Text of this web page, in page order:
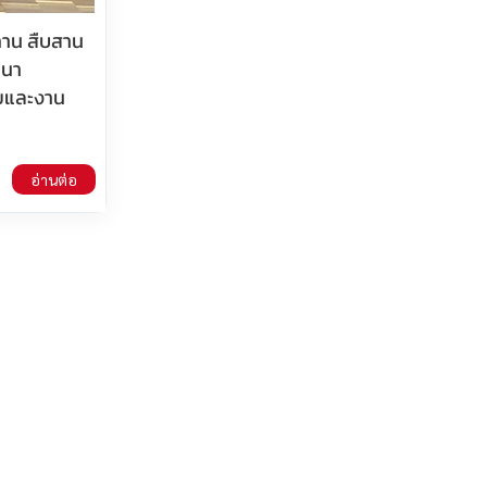
น สืบสาน
า
ะงาน
อ่านต่อ